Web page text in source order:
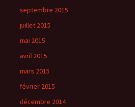
septembre 2015
juillet 2015
mai 2015
avril 2015
mars 2015
février 2015
décembre 2014